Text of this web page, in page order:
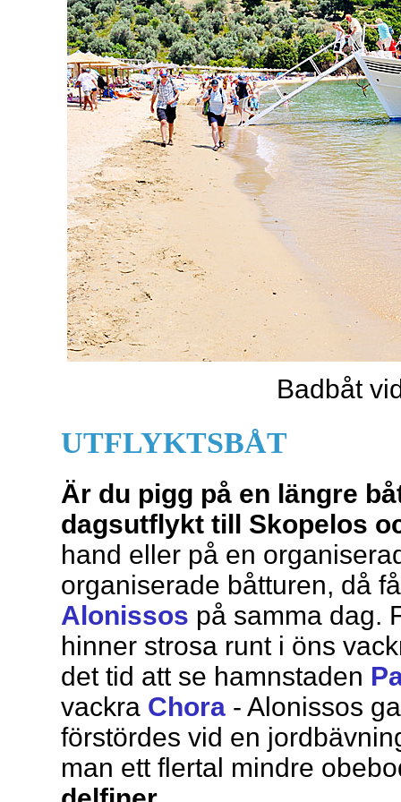
Badbåt
UTFLYKTSBÅT
Är du pigg på en längre
dagsutflykt till Skopelos
hand eller på en
organiserade båtturen, då
Alonissos på samma dag.
hinner strosa runt i öns
det tid att se hamnstaden
vackra Chora - Alonissos
förstördes vid en
man ett flertal mindre